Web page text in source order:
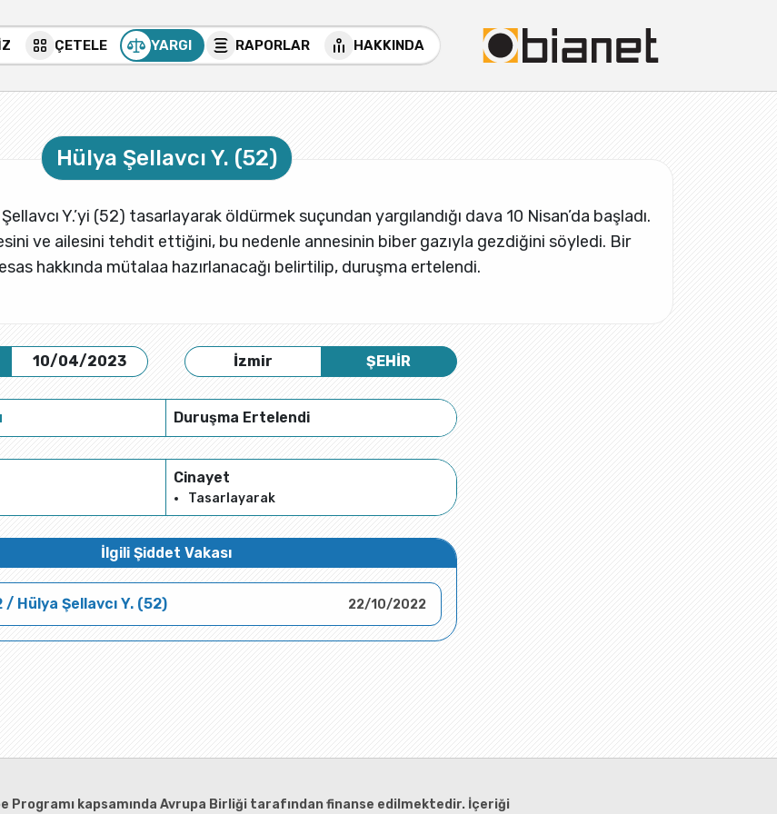
ÇETELE YARGI RAPORLAR HAKKINDA
Hülya Şellavcı Y. (52)
Y.’yi (52) tasarlayarak öldürmek suçundan yargılandığı dava 10 Nisan’da başladı.
ve ailesini tehdit ettiğini, bu nedenle annesinin biber gazıyla gezdiğini söyledi. Bir
hakkında mütalaa hazırlanacağı belirtilip, duruşma ertelendi.
10/04/2023 İzmir ŞEHİR
Duruşma Ertelendi
Cinayet
Tasarlayarak
İlgili Şiddet Vakası
/ Hülya Şellavcı Y. (52) 22/10/2022
Programı kapsamında Avrupa Birliği tarafından finanse edilmektedir. İçeriği